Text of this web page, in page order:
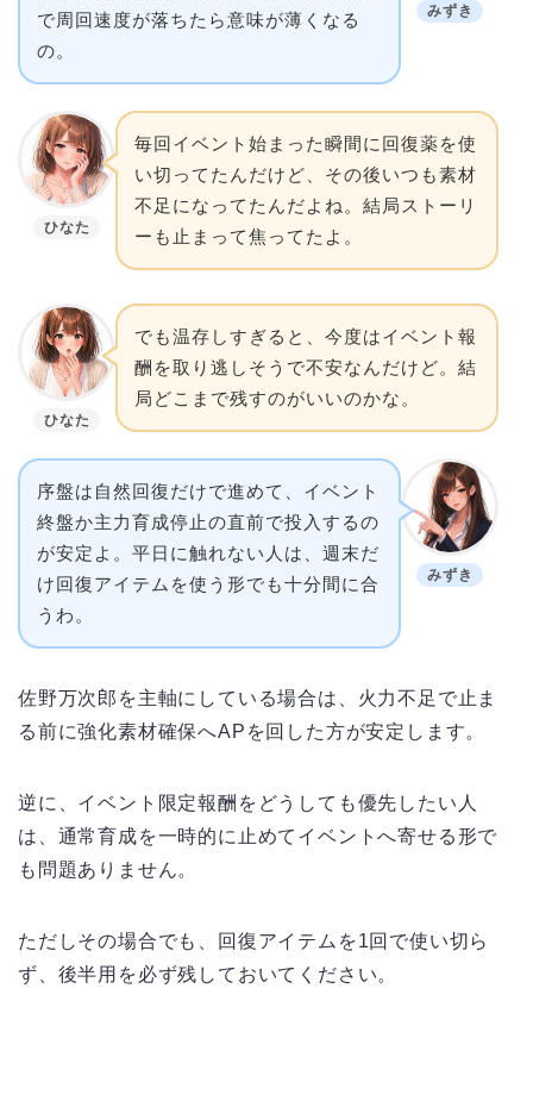
みずき
で周回速度が落ちたら意味が薄くなる
の。
ひなた
毎回イベント始まった瞬間に回復薬を使
い切ってたんだけど、その後いつも素材
不足になってたんだよね。結局ストーリ
ーも止まって焦ってたよ。
ひなた
でも温存しすぎると、今度はイベント報
酬を取り逃しそうで不安なんだけど。結
局どこまで残すのがいいのかな。
みずき
序盤は自然回復だけで進めて、イベント
終盤か主力育成停止の直前で投入するの
が安定よ。平日に触れない人は、週末だ
け回復アイテムを使う形でも十分間に合
うわ。
佐野万次郎を主軸にしている場合は、火力不足で止ま
る前に強化素材確保へAPを回した方が安定します。
逆に、イベント限定報酬をどうしても優先したい人
は、通常育成を一時的に止めてイベントへ寄せる形で
も問題ありません。
ただしその場合でも、回復アイテムを1回で使い切ら
ず、後半用を必ず残しておいてください。